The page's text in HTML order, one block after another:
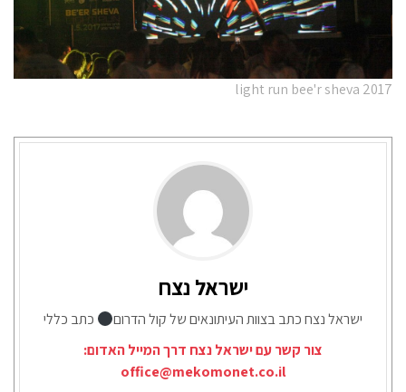
light run bee'r sheva 2017
ישראל נצח
ישראל נצח כתב בצוות העיתונאים של קול הדרום
כתב כללי
צור קשר עם ישראל נצח דרך המייל האדום:
office@mekomonet.co.il